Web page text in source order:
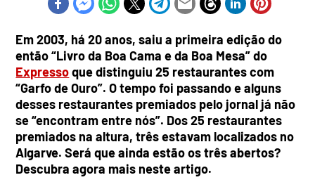
Em 2003, há 20 anos, saiu a primeira edição do
então “Livro da Boa Cama e da Boa Mesa” do
Expressoque distinguiu 25 restaurantes com
“Garfo de Ouro”. O tempo foi passando e alguns
desses restaurantes premiados pelo jornal já não
se “encontram entre nós”. Dos 25 restaurantes
premiados na altura, três estavam localizados no
Algarve. Será que ainda estão os três abertos?
Descubra agora mais neste artigo.